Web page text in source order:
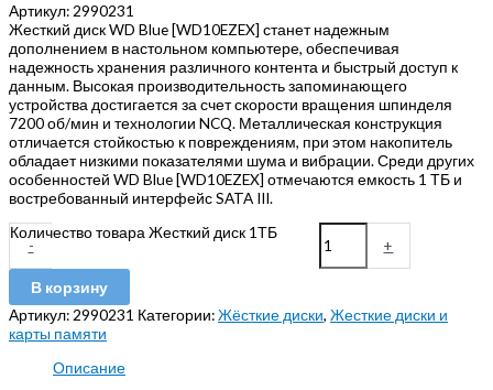
Артикул: 2990231
Жесткий диск WD Blue [WD10EZEX] станет надежным
дополнением в настольном компьютере, обеспечивая
надежность хранения различного контента и быстрый доступ к
данным. Высокая производительность запоминающего
устройства достигается за счет скорости вращения шпинделя
7200 об/мин и технологии NCQ. Металлическая конструкция
отличается стойкостью к повреждениям, при этом накопитель
обладает низкими показателями шума и вибрации. Среди других
особенностей WD Blue [WD10EZEX] отмечаются емкость 1 ТБ и
востребованный интерфейс SATA III.
-
Количество товара Жесткий диск 1ТБ
+
В корзину
Артикул: 2990231 Категории:Жёсткие диски, Жесткие диски и
карты памяти
Описание